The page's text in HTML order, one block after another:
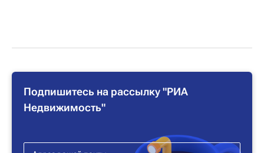
Подпишитесь на рассылку "РИА
Недвижимость"